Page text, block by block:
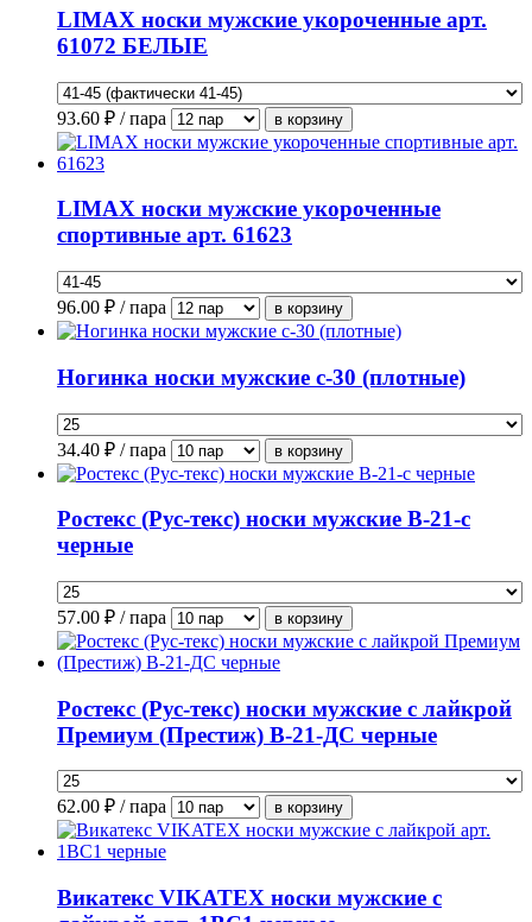
LIMAX носки мужские укороченные арт.
61072 БЕЛЫЕ
93.60 ₽ / пара
LIMAX носки мужские укороченные
спортивные арт. 61623
96.00 ₽ / пара
Ногинка носки мужские с-30 (плотные)
34.40 ₽ / пара
Ростекс (Рус-текс) носки мужские В-21-с
черные
57.00 ₽ / пара
Ростекс (Рус-текс) носки мужские с лайкрой
Премиум (Престиж) В-21-ДС черные
62.00 ₽ / пара
Викатекс VIKATEX носки мужские с